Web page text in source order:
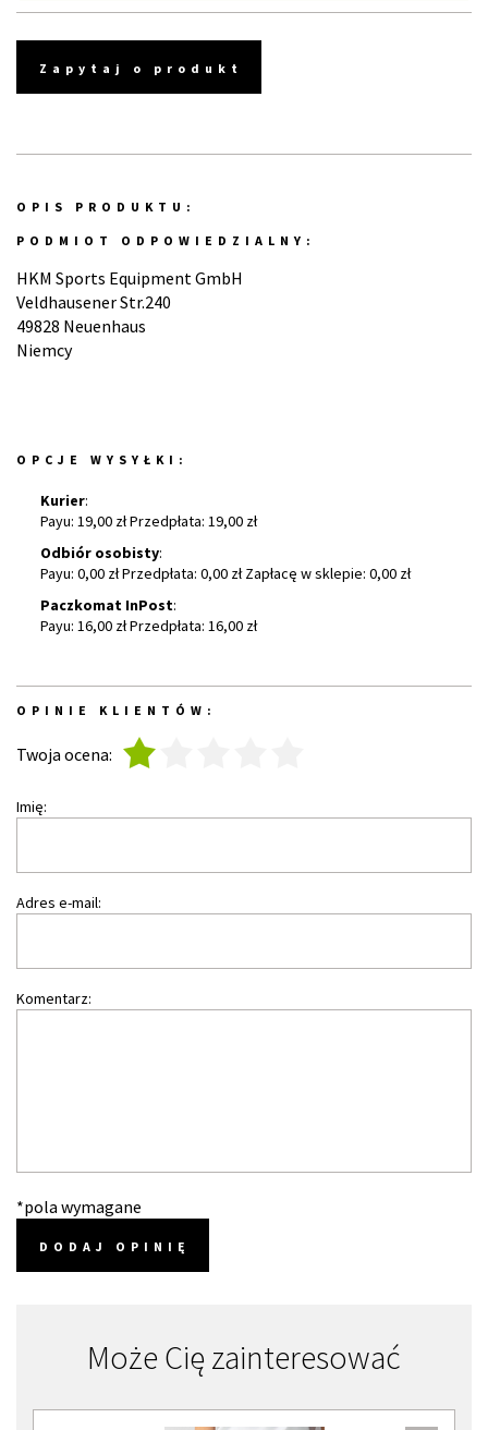
Zapytaj o produkt
OPIS PRODUKTU:
PODMIOT ODPOWIEDZIALNY:
HKM Sports Equipment GmbH
Veldhausener Str.240
49828 Neuenhaus
Niemcy
OPCJE WYSYŁKI:
Kurier:
Payu: 19,00 zł Przedpłata: 19,00 zł
Odbiór osobisty:
Payu: 0,00 zł Przedpłata: 0,00 zł Zapłacę w sklepie: 0,00 zł
Paczkomat InPost:
Payu: 16,00 zł Przedpłata: 16,00 zł
OPINIE KLIENTÓW:
Twoja ocena:
Imię:
Adres e-mail:
Komentarz:
*pola wymagane
DODAJ OPINIĘ
Może Cię zainteresować